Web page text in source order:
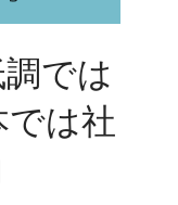
では
は社